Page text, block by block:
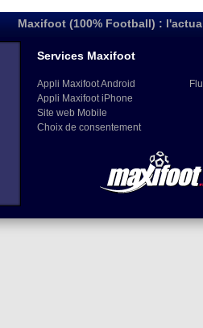
Maxifoot (100% Football) :
Services Maxifoot
Appli Maxifoot Android
Appli Maxifoot iPhone
Site web Mobile
Choix de consentement